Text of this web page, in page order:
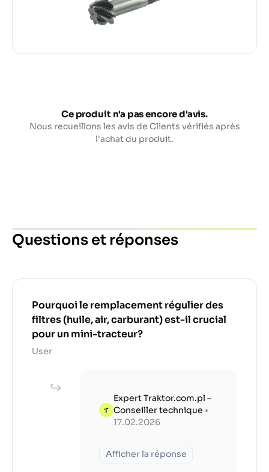
Ce produit n'a pas encore d'avis.
Nous recueillons les avis de Clients vérifiés après
l'achat du produit.
Questions et réponses
Pourquoi le remplacement régulier des
filtres (huile, air, carburant) est-il crucial
pour un mini-tracteur?
User
Expert Traktor.com.pl –
Conseiller technique •
17.02.2026
Afficher la réponse